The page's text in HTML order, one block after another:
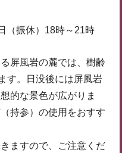
（振休）18時～21時
屏風岩の麓では、樹齢
す。日没後には屏風岩
的な景色が広がりま
持参）の使用をおすす
ますので、ご注意くだ